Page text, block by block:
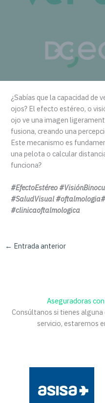
¿Sabías que la capacidad de
ojos? El efecto estéreo, o
ojo ve una imagen
fusiona, creando una
Este mecanismo es
una pelota o calcular
funciona?
#EfectoEstéreo
#SaludVisual
#clinicaoftalmologica
← Entrada anterior
Aseguradoras
Consúltanos si tienes
servicio, estaremos